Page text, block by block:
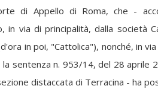
di Appello di Roma, che -
in via di principalità, dalla società
in poi, "Cattolica"), nonché, in
sentenza n. 953/14, del 28 aprile
distaccata di Terracina - ha